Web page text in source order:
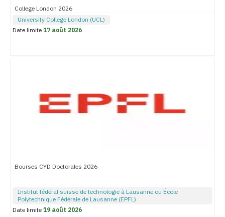
College London 2026
University College London (UCL)
Date limite17 août 2026
Bourses CYD Doctorales 2026
Institut fédéral suisse de technologie à Lausanne ou École
Polytechnique Fédérale de Lausanne (EPFL)
Date limite19 août 2026